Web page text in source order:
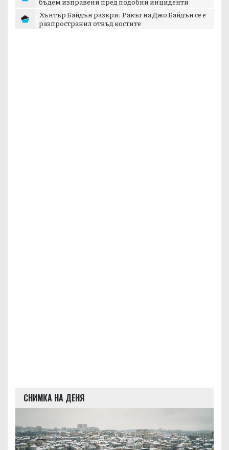
Хънтър Байдън разкри: Ракът на Джо Байдън се е
разпространил отвъд костите
СНИМКА НА ДЕНЯ